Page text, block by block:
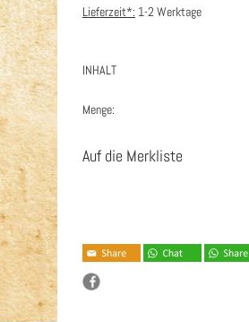
Lieferzeit*: 1-2 Werktage
INHALT
Menge:
Auf die Merkliste